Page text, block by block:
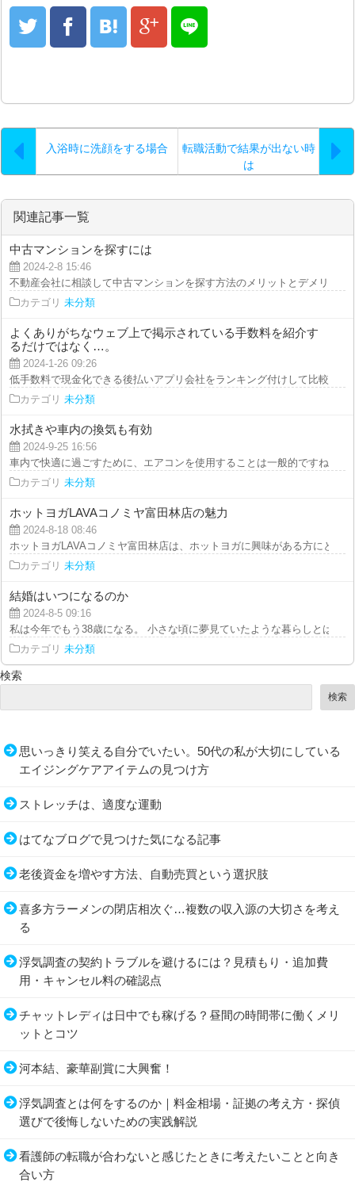
入浴時に洗顔をする場合
転職活動で結果が出ない時
は
関連記事一覧
中古マンションを探すには
2024-2-8 15:46
不動産会社に相談して中古マンションを探す方法のメリットとデメリット
カテゴリ 未分類
よくありがちなウェブ上で掲示されている手数料を紹介す
るだけではなく…。
2024-1-26 09:26
低手数料で現金化できる後払いアプリ会社をランキング付けして比較した
カテゴリ 未分類
水拭きや車内の換気も有効
2024-9-25 16:56
車内で快適に過ごすために、エアコンを使用することは一般的ですね。
カテゴリ 未分類
ホットヨガLAVAコノミヤ富田林店の魅力
2024-8-18 08:46
ホットヨガLAVAコノミヤ富田林店は、ホットヨガに興味がある方にとっ
カテゴリ 未分類
結婚はいつになるのか
2024-8-5 09:16
私は今年でもう38歳になる。 小さな頃に夢見ていたような暮らしとはほ
カテゴリ 未分類
検索
検索
思いっきり笑える自分でいたい。50代の私が大切にしている
エイジングケアアイテムの見つけ方
ストレッチは、適度な運動
はてなブログで見つけた気になる記事
老後資金を増やす方法、自動売買という選択肢
喜多方ラーメンの閉店相次ぐ…複数の収入源の大切さを考え
る
浮気調査の契約トラブルを避けるには？見積もり・追加費
用・キャンセル料の確認点
チャットレディは日中でも稼げる？昼間の時間帯に働くメリ
ットとコツ
河本結、豪華副賞に大興奮！
浮気調査とは何をするのか｜料金相場・証拠の考え方・探偵
選びで後悔しないための実践解説
看護師の転職が合わないと感じたときに考えたいことと向き
合い方